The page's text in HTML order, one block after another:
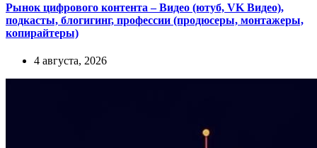
Рынок цифрового контента – Видео (ютуб, VK Видео),
подкасты, блогигинг, профессии (продюсеры, монтажеры,
копирайтеры)
4 августа, 2026